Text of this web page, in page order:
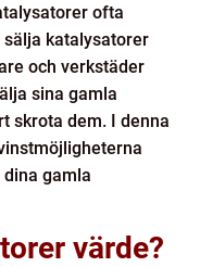
ofta
katalysatorer
och verkstäder
sina gamla
skrota dem. I denna
gamla
värde?